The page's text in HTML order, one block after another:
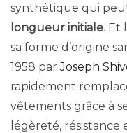
synthétique qui peut
longueur initiale. Et
sa forme d’origine
1958 parJoseph
rapidement
vêtements grâce à
légèreté, résistance